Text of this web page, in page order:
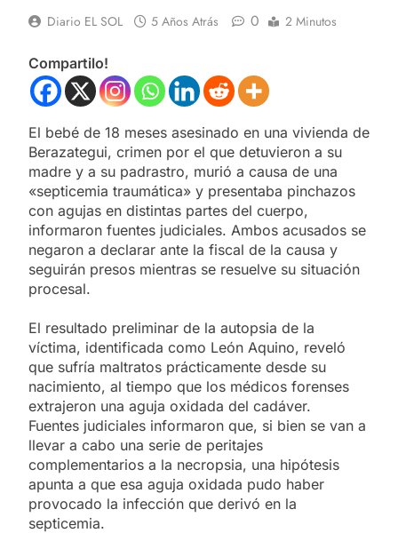
Diario EL SOL 5 Años Atrás 0 2 Minutos
Compartilo!
El bebé de 18 meses asesinado en una vivienda de
Berazategui, crimen por el que detuvieron a su
madre y a su padrastro, murió a causa de una
«septicemia traumática» y presentaba pinchazos
con agujas en distintas partes del cuerpo,
informaron fuentes judiciales. Ambos acusados se
negaron a declarar ante la fiscal de la causa y
seguirán presos mientras se resuelve su situación
procesal.
El resultado preliminar de la autopsia de la
víctima, identificada como León Aquino, reveló
que sufría maltratos prácticamente desde su
nacimiento, al tiempo que los médicos forenses
extrajeron una aguja oxidada del cadáver.
Fuentes judiciales informaron que, si bien se van a
llevar a cabo una serie de peritajes
complementarios a la necropsia, una hipótesis
apunta a que esa aguja oxidada pudo haber
provocado la infección que derivó en la
septicemia.